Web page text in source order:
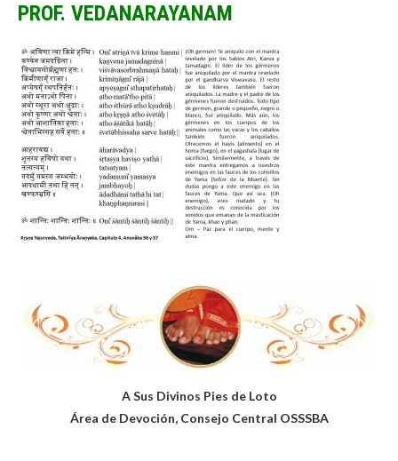
PROF. VEDANARAYANAM
A Sus Divinos Pies de Loto
Área de Devoción, Consejo Central OSSSBA